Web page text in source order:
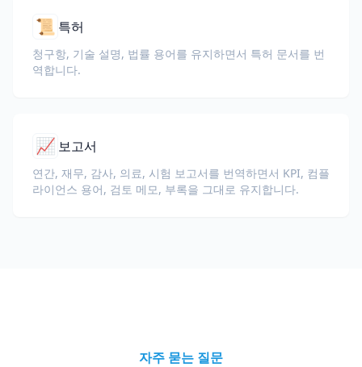
📜 특허
청구항, 기술 설명, 법률 용어를 유지하면서 특허 문서를 번
역합니다.
📈 보고서
연간, 재무, 감사, 의료, 시험 보고서를 번역하면서 KPI, 컴플
라이언스 용어, 검토 메모, 부록을 그대로 유지합니다.
자주 묻는 질문